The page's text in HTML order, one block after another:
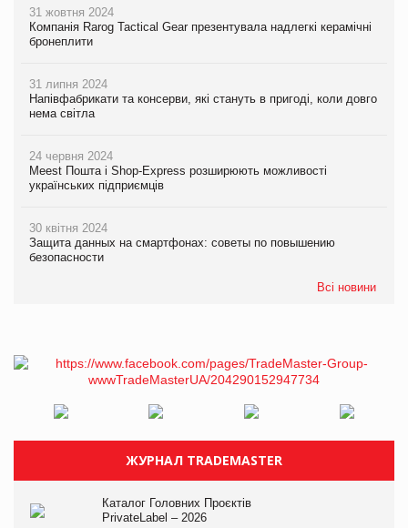
31 жовтня 2024
Компанія Rarog Tactical Gear презентувала надлегкі керамічні
бронеплити
31 липня 2024
Напівфабрикати та консерви, які стануть в пригоді, коли довго
нема світла
24 червня 2024
Meest Пошта і Shop-Express розширюють можливості
українських підприємців
30 квітня 2024
Защита данных на смартфонах: советы по повышению
безопасности
Всі новини
ЖУРНАЛ TRADEMASTER
Каталог Головних Проєктів
PrivateLabel – 2026